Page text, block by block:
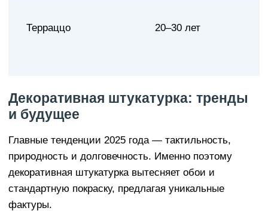
Терраццо 20–30 лет
Декоративная штукатурка: тренды
и будущее
Главные тенденции 2025 года — тактильность,
природность и долговечность. Именно поэтому
декоративная штукатурка вытесняет обои и
стандартную покраску, предлагая уникальные
фактуры.